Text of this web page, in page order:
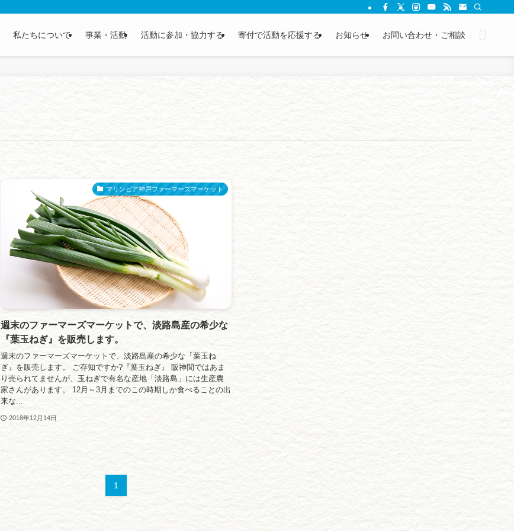
私たちについて 事業・活動 活動に参加・協力する 寄付で活動を応援する お知らせ お問い合わせ・ご相談
マリンピア神戸ファーマーズマーケット
週末のファーマーズマーケットで、淡路島産の希少な
『葉玉ねぎ』を販売します。
週末のファーマーズマーケットで、淡路島産の希少な『葉玉ね
ぎ』を販売します。 ご存知ですか?『葉玉ねぎ』 阪神間ではあま
り売られてませんが、玉ねぎで有名な産地「淡路島」には生産農
家さんがあります。 12月～3月までのこの時期しか食べることの出
来な...
2018年12月14日
1